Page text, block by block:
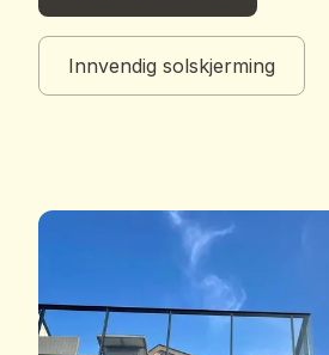
Innvendig solskjerming